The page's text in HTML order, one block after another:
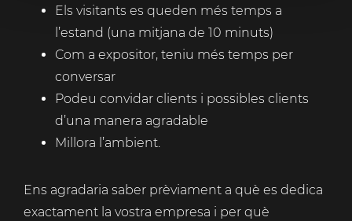
Els visitants es queden més temps a
l’estand (una mitjana de 10 minuts)
Com a expositor, teniu més temps per
conversar
Podeu convidar clients i possibles clients
d’una manera agradable
Millora l’ambient.
Ens agradaria saber prèviament a què es dedica
exactament la vostra empresa i per què